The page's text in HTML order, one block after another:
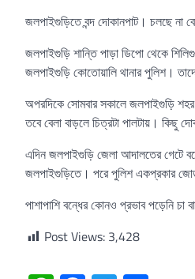
জলপাইগুড়িতে বন্দ দোকানপাট। চলছে না
জলপাইগুড়ি শান্তি পাড়া ডিপো থেকে
জলপাইগুড়ি কোতোয়ালি থানার পুলিশ।
অপরদিকে সোমবার সকালে জলপাইগুড়ি শহর
তবে বেলা বাড়লে চিত্রটা পালটায়। কিছু
এদিন জলপাইগুড়ি জেলা আদালতের গেটে
জলপাইগুড়িতে। পরে পুলিশ একপ্রকার জোড়
পাশাপাশি বন্ধের কোনও প্রভাব পড়েনি চা
Post Views: 3,428